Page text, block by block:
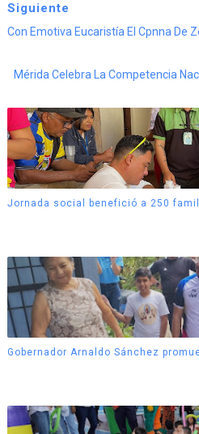
Siguiente
Con Emotiva Eucaristía El Cpnna De
Mérida Celebra La Competencia
Jornada social benefició a 250
Gobernador Arnaldo Sánchez